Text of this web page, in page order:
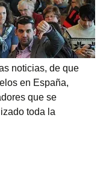
noticias, de que
en España,
que se
toda la